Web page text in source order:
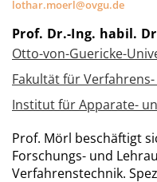
lothar.moerl@ovgu.de
Prof. Dr.-Ing. habil.
Otto-von-Guericke-
Fakultät für
Institut für Apparate-
Prof. Mörl beschäftigt
Forschungs- und
Verfahrenstechnik.